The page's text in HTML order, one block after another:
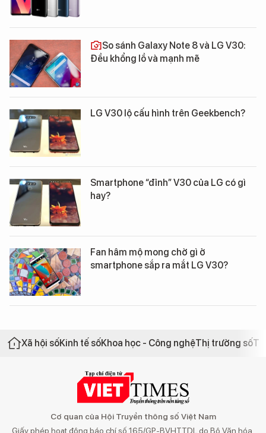
So sánh Galaxy Note 8 và LG V30:
Đều khổng lồ và mạnh mẽ
LG V30 lộ cấu hình trên Geekbench?
Smartphone “đỉnh” V30 của LG có gì
hay?
Fan hâm mộ mong chờ gì ở
smartphone sắp ra mắt LG V30?
Xã hội sốKinh tế sốKhoa học - Công nghệThị trường số
Cơ quan của Hội Truyền thông số Việt Nam
Giấy phép hoạt động báo chí số 165/GP-BVHTTDL do Bộ Văn hóa,